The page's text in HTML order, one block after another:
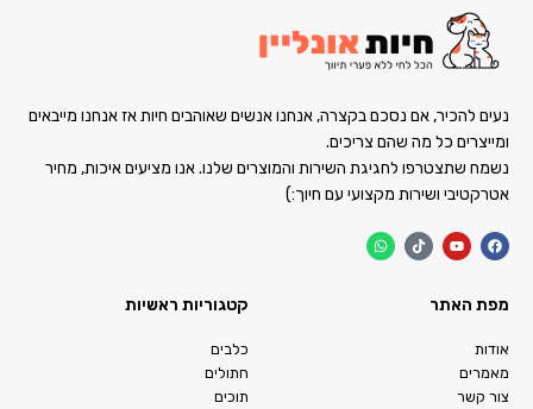
נעים להכיר, אם נסכם בקצרה, אנחנו אנשים שאוהבים חיות אז אנחנו מייבאים
ומייצרים כל מה שהם צריכים.
נשמח שתצטרפו לחגיגת השירות והמוצרים שלנו. אנו מציעים איכות, מחיר
אטרקטיבי ושירות מקצועי עם חיוך:)
מפת האתר
אודות
מאמרים
צור קשר
קטגוריות ראשיות
כלבים
חתולים
תוכים